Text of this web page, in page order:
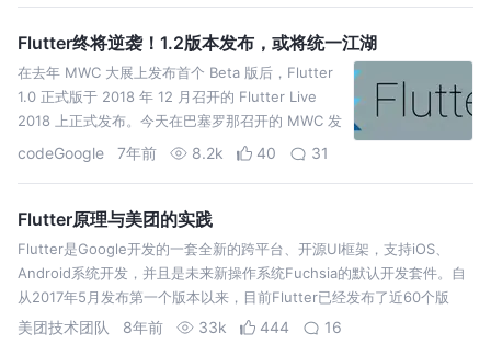
Flutter终将逆袭！1.2版本发布，或将统一江湖
在去年 MWC 大展上发布首个 Beta 版后，Flutter
1.0 正式版于 2018 年 12 月召开的 Flutter Live
2018 上正式发布。今天在巴塞罗那召开的 MWC 发
布会上，Google 正式发布了 Flutter 跨平台 UI 框
codeGoogle 7年前 8.2k 40 31
Flutter原理与美团的实践
Flutter是Google开发的一套全新的跨平台、开源UI框架，支持iOS、
Android系统开发，并且是未来新操作系统Fuchsia的默认开发套件。自
从2017年5月发布第一个版本以来，目前Flutter已经发布了近60个版
本，并且在2018年5月发布了第一个“Ready …
美团技术团队 8年前 33k 444 16